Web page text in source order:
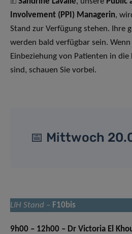
Involvement (PPI) Managerin,
Stand zur Verfügung stehen. Ihre
werden bald verfügbar sein. Wenn
Einbeziehung von Patienten in
sind, schauen Sie vorbei.
📅 Mittwoch
LIH Stand – F10bis
9h00 – 12h00 – Dr Victoria El